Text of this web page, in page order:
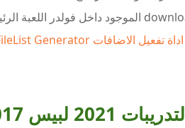
اداة تفعيل الاضافات DpFileList Generator
لبيس 2017